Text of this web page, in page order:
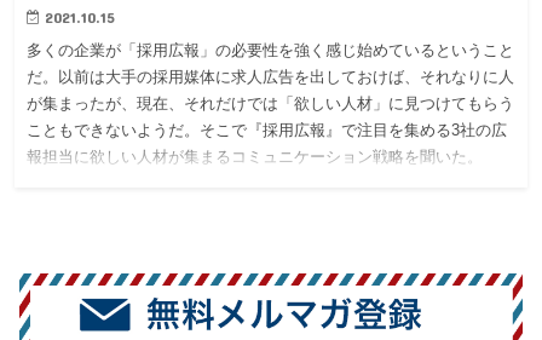
2021.10.15
多くの企業が「採用広報」の必要性を強く感じ始めているということ
だ。以前は大手の採用媒体に求人広告を出しておけば、それなりに人
が集まったが、現在、それだけでは「欲しい人材」に見つけてもらう
こともできないようだ。そこで『採用広報』で注目を集める3社の広
報担当に欲しい人材が集まるコミュニケーション戦略を聞いた。